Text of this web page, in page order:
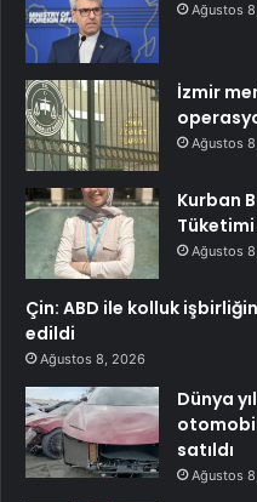
Ağustos
İzmir
Ağustos
Kurban
Tüketimi
Ağustos
Çin: ABD ile kolluk
edildi
Ağustos 8, 2026
Dünya
satıldı
Ağustos